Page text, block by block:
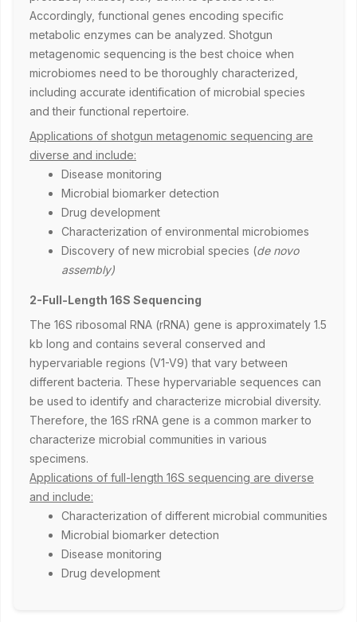
Accordingly, functional genes encoding specific
metabolic enzymes can be analyzed. Shotgun
metagenomic sequencing is the best choice when
microbiomes need to be thoroughly characterized,
including accurate identification of microbial species
and their functional repertoire.
Applications of shotgun metagenomic sequencing are
diverse and include:
Disease monitoring
Microbial biomarker detection
Drug development
Characterization of environmental microbiomes
Discovery of new microbial species (de novo
assembly)
2-Full-Length 16S Sequencing
The 16S ribosomal RNA (rRNA) gene is approximately 1.5
kb long and contains several conserved and
hypervariable regions (V1-V9) that vary between
different bacteria. These hypervariable sequences can
be used to identify and characterize microbial diversity.
Therefore, the 16S rRNA gene is a common marker to
characterize microbial communities in various
specimens.
Applications of full-length 16S sequencing are diverse
and include:
Characterization of different microbial communities
Microbial biomarker detection
Disease monitoring
Drug development